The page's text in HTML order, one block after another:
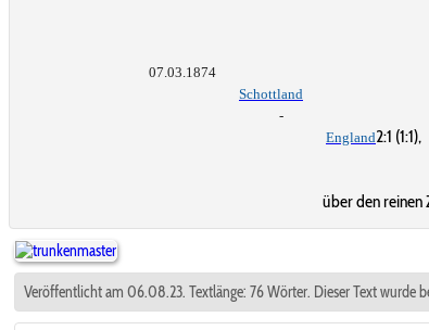
07.03.1874
Schottland
-
England2:1 (1:1),
über den reinen
Veröffentlicht am 06.08.23. Textlänge: 76 Wörter. Dieser Text wurde